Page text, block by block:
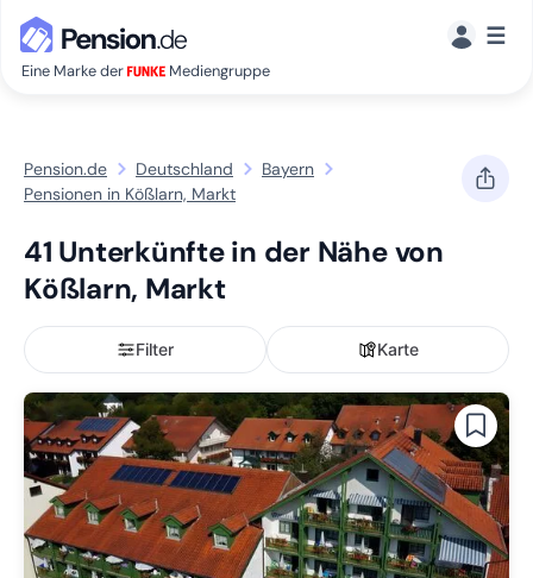
Eine Marke der Mediengruppe
☰
Pension.de Deutschland
Bayern
Pensionen in Kößlarn, Markt
41 Unterkünfte in der Nähe von
Kößlarn, Markt
Filter Karte